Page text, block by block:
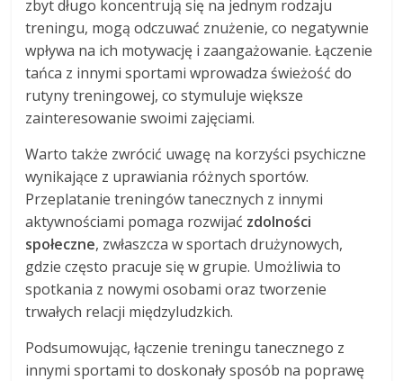
zbyt długo koncentrują się na jednym rodzaju
treningu, mogą odczuwać znużenie, co negatywnie
wpływa na ich motywację i zaangażowanie. Łączenie
tańca z innymi sportami wprowadza świeżość do
rutyny treningowej, co stymuluje większe
zainteresowanie swoimi zajęciami.
Warto także zwrócić uwagę na korzyści psychiczne
wynikające z uprawiania różnych sportów.
Przeplatanie treningów tanecznych z innymi
aktywnościami pomaga rozwijać zdolności
społeczne, zwłaszcza w sportach drużynowych,
gdzie często pracuje się w grupie. Umożliwia to
spotkania z nowymi osobami oraz tworzenie
trwałych relacji międzyludzkich.
Podsumowując, łączenie treningu tanecznego z
innymi sportami to doskonały sposób na poprawę